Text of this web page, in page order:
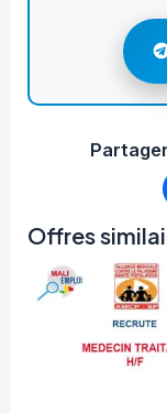
Offres